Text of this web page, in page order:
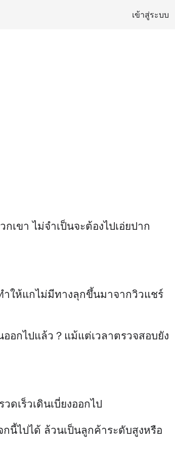
เข้าสู่ระบบ
ขา ไม่จำเป็นจะต้องไปเอ่ยปาก
ให้แกไม่มีทางลุกขึ้นมาจากวิวแชร์
อกไปแล้ว？แม้แต่เวลาตรวจสอบยัง
เร็วเดินเบี่ยงออกไป
นี้ไปได้ ล้วนเป็นลูกค้าระดับสูงหรือ